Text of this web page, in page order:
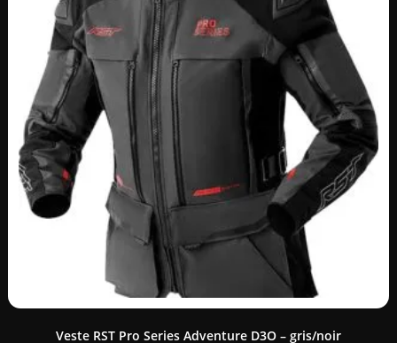
Veste RST Pro Series Adventure D3O – gris/noir